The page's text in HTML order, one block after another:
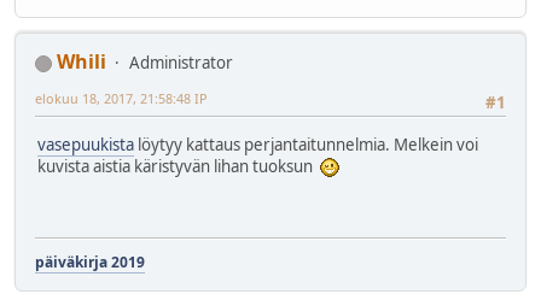
Whili
Administrator
#1
elokuu 18, 2017, 21:58:48 IP
vasepuukista löytyy kattaus perjantaitunnelmia. Melkein voi
kuvista aistia käristyvän lihan tuoksun
päiväkirja 2019